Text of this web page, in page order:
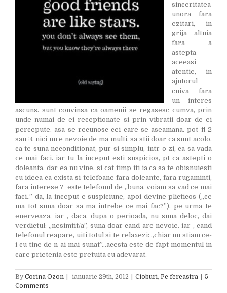
sinceritatea
unora fara
ezitari, in
grija altuia
fara a
astepta
aceeasi
atentie, in
ajutorul
cuiva fara
un interes
ascuns. sunt convinsa ca oamenii se regasesc cumva, prin
unde numai de ei receptionate si prin vibratii doar de ei
percepute. asa se recunosc cei care se aseamana. pot fi 2
sau 3. nici nu e nevoie de ma multi. sa stii doar ca sunt acolo.
ca te suna neconditionat, pur si simplu, intr-o zi, ca sa vada
ce mai faci. iar tu la inceput esti suspicios, pt ca astepti o
doleanta. dar ea nu vine. si cat timp iti ia ca sa te obisnuiesti
cu ideea ca exista si telefoane fara doleante, fara rugaminti,
fara interese ? este telefonul de „buna, voiam sa vad ce mai
faci..” da, la inceput e suspiciune, apoi devine plicticos („ce
ma tot suna doar sa ma intrebe ce mai fac?”). pe urma te
enerveaza. iar , daca, dupa o perioada, nu suna deloc, dai
verdictul: „nesimtit/a”, suna doar cand are nevoie. iar , cand
telefonul reapare, uiti totul si te relaxezi: „chiar nu stiam ce-
i cu tine de n-ai mai sunat”…acesta este de fapt momentul in
care prietenia este pretuita cu adevarat.
By Corina Ozon ianuarie 29th, 2012 Cioburi, Pe fereastra
5
Comments